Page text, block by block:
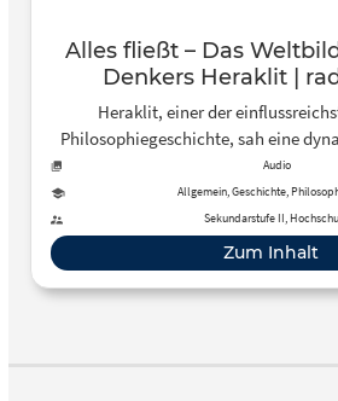
Alles fließt – Das
Denkers Heraklit |
Heraklit, einer der
Philosophiegeschichte, sah eine
alles im Fluss ist. Sie besteht aus
Nacht,
Audio
Allgemein, Geschichte,
Sekundarstufe II,
Zum Inhalt